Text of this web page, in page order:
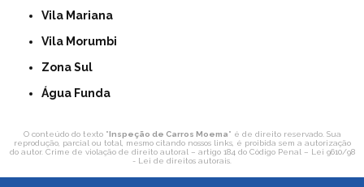
Vila Mariana
Vila Morumbi
Zona Sul
Água Funda
O conteúdo do texto "Inspeção de Carros Moema" é de direito reservado. Sua
reprodução, parcial ou total, mesmo citando nossos links, é proibida sem a autorização
do autor. Crime de violação de direito autoral – artigo 184 do Código Penal – Lei 9610/98
- Lei de direitos autorais